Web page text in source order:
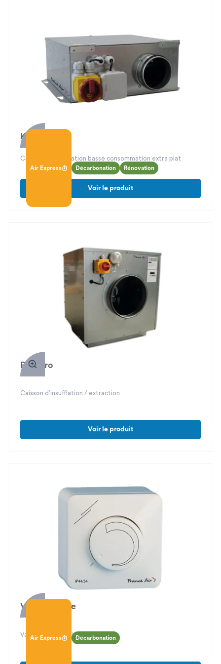
Air Express Décarbonation Rénovation
Kana ECM
Caisson de ventilation basse consommation extra plat
Voir le produit
Primero
Caisson d’insufflation / extraction
Voir le produit
Air Express Décarbonation
Varionys One
Variateur de tension monophasé